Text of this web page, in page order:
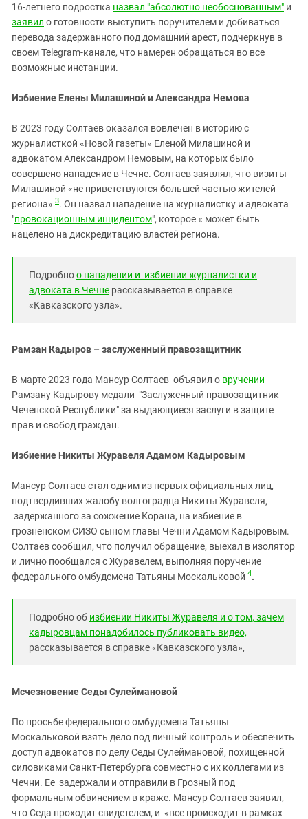
16‑летнего подростка назвал "абсолютно необоснованным" и
заявил о готовности выступить поручителем и добиваться
перевода задержанного под домашний арест, подчеркнув в
своем Telegram‑канале, что намерен обращаться во все
возможные инстанции.
Избиение Елены Милашиной и Александра Немова
В 2023 году Солтаев оказался вовлечен в историю с
журналисткой «Новой газеты» Еленой Милашиной и
адвокатом Александром Немовым, на которых было
совершено нападение в Чечне. Солтаев заявлял, что визиты
Милашиной «не приветствуются большей частью жителей
региона» 3. Он назвал нападение на журналистку и адвоката
"провокационным инцидентом", которое « может быть
нацелено на дискредитацию властей региона.
Подробноо нападении и избиении журналистки и
адвоката в Чечне рассказывается в справке
«Кавказского узла».
Рамзан Кадыров – заслуженный правозащитник
В марте 2023 года Мансур Солтаев объявил о вручении
Рамзану Кадырову медали "Заслуженный правозащитник
Чеченской Республики" за выдающиеся заслуги в защите
прав и свобод граждан.
Избиение Никиты Журавеля Адамом Кадыровым
Мансур Солтаев стал одним из первых официальных лиц,
подтвердивших жалобу волгоградца Никиты Журавеля,
задержанного за сожжение Корана, на избиение в
грозненском СИЗО сыном главы Чечни Адамом Кадыровым.
Солтаев сообщил, что получил обращение, выехал в изолятор
и лично пообщался с Журавелем, выполняя поручение
федерального омбудсмена Татьяны Москальковой 4.
Подробно об избиении Никиты Журавеля и о том, зачем
кадыровцам понадобилось публиковать видео,
рассказывается в справке «Кавказского узла»,
Мсчезновение Седы Сулеймановой
По просьбе федерального омбудсмена Татьяны
Москальковой взять дело под личный контроль и обеспечить
доступ адвокатов по делу Седы Сулеймановой, похищенной
силовиками Санкт‑Петербурга совместно с их коллегами из
Чечни. Ее задержали и отправили в Грозный под
формальным обвинением в краже. Мансур Солтаев заявил,
что Седа проходит свидетелем, и «все происходит в рамках